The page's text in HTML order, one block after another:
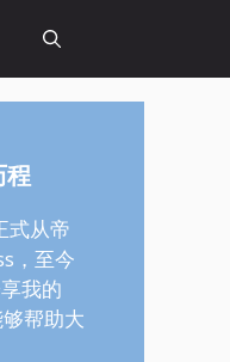
程
式从帝
，至今
我的
帮助大